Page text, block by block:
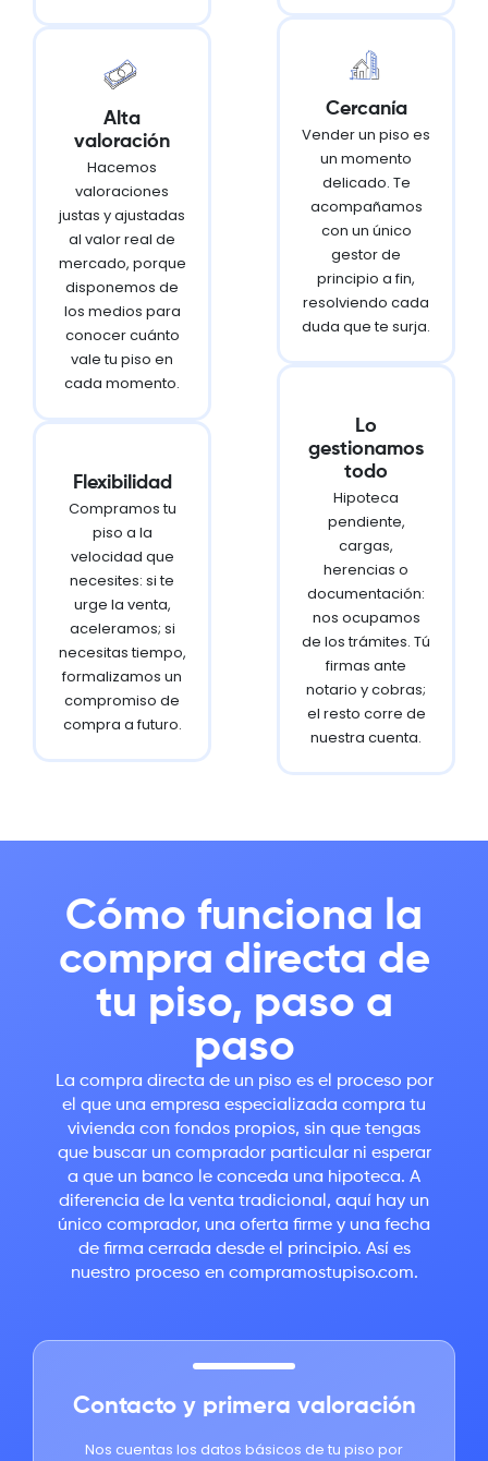
Alta
valoración
Hacemos
valoraciones
justas y ajustadas
al valor real de
mercado, porque
disponemos de
los medios para
conocer cuánto
vale tu piso en
cada momento.
Flexibilidad
Compramos tu
piso a la
velocidad que
necesites: si te
urge la venta,
aceleramos; si
necesitas tiempo,
formalizamos un
compromiso de
compra a futuro.
Cercanía
Vender un piso es
un momento
delicado. Te
acompañamos
con un único
gestor de
principio a fin,
resolviendo cada
duda que te surja.
Lo
gestionamos
todo
Hipoteca
pendiente,
cargas,
herencias o
documentación:
nos ocupamos
de los trámites. Tú
firmas ante
notario y cobras;
el resto corre de
nuestra cuenta.
Cómo funciona la
compra directa de
tu piso, paso a
paso
La compra directa de un piso es el proceso por
el que una empresa especializada compra tu
vivienda con fondos propios, sin que tengas
que buscar un comprador particular ni esperar
a que un banco le conceda una hipoteca. A
diferencia de la venta tradicional, aquí hay un
único comprador, una oferta firme y una fecha
de firma cerrada desde el principio. Así es
nuestro proceso en compramostupiso.com.
Contacto y primera valoración
Nos cuentas los datos básicos de tu piso por